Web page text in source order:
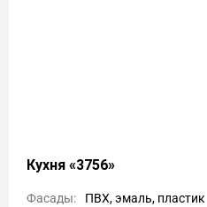
Кухня «3756»
Фасады:
ПВХ, эмаль, пластик